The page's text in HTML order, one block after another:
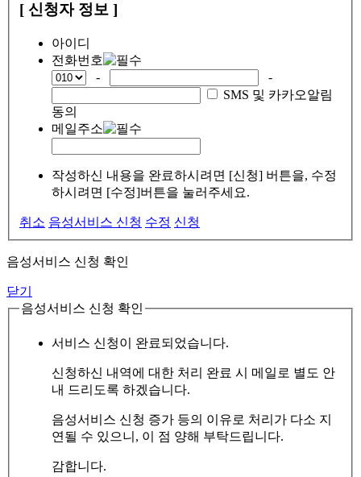
[ 신청자 정보 ]
아이디
전화번호
-
-
SMS 및 카카오알림
동의
메일주소
작성하신 내용을 완료하시려면 [신청] 버튼을, 수정
하시려면 [수정]버튼을 눌러주세요.
취소 음성서비스 신청 수정 신청
음성서비스 신청 확인
닫기
음성서비스 신청 확인
서비스 신청이 완료되었습니다.
신청하신 내역에 대한 처리 완료 시 메일로 별도 안
내 드리도록 하겠습니다.
음성서비스 신청 증가 등의 이유로 처리가 다소 지
연될 수 있으니, 이 점 양해 부탁드립니다.
감합니다.